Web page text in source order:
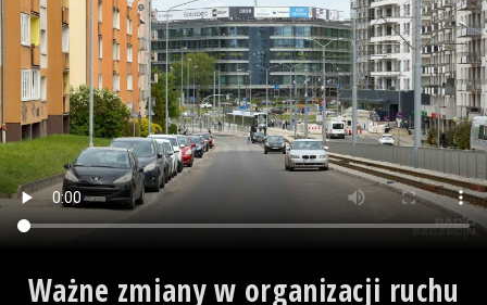
Ważne zmiany w organizacji ruchu